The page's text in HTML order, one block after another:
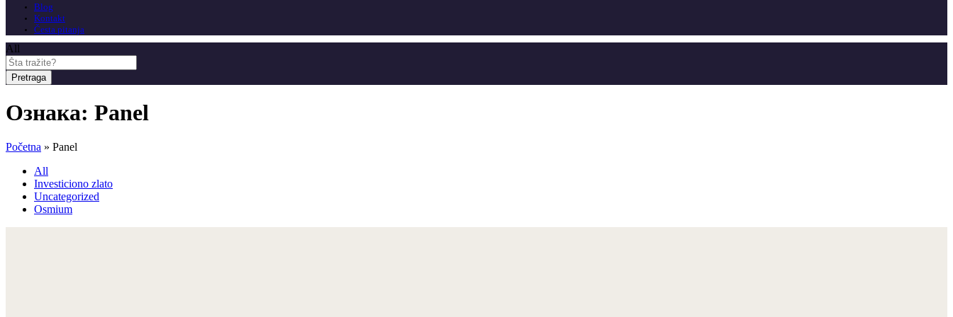
Blog
Kontakt
Česta pitanja
All
Pretraga
Ознака: Panel
Početna » Panel
All
Investiciono zlato
Uncategorized
Osmium